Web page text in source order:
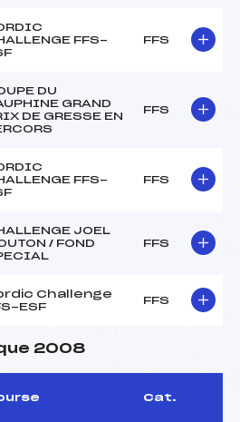
FFS-
FFS
DU
GRAND
DE GRESSE EN
FFS
FFS-
FFS
JOEL
/ FOND
FFS
Challenge
ESF
FFS
2008
Cat.